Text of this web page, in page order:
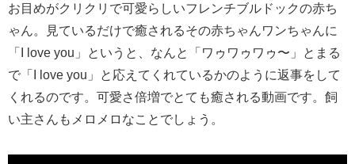
お目めがクリクリで可愛らしいフレンチブルドックの赤ち
ゃん。見ているだけで癒されるその赤ちゃんワンちゃんに
「I love you」というと、なんと「ワゥワゥワゥ〜」とまる
で「I love you」と応えてくれているかのように返事をして
くれるのです。可愛さ倍増でとても癒される動画です。飼
い主さんもメロメロなことでしょう。